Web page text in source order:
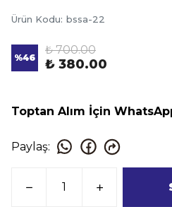
Ürün Kodu: bssa-22
%46
₺ 700.00
₺ 380.00
Toptan Alım İçin
Paylaş: